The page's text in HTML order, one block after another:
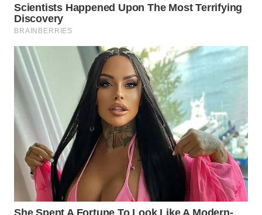
WN
DEPOK
WN
TAPANULI
UTARA
WN
SAMOSIR
WN
PADANG
LAWAS